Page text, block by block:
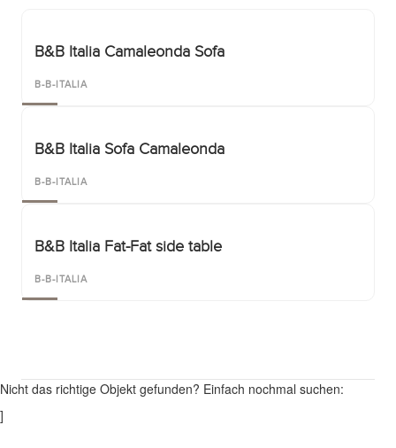
B&B Italia Camaleonda Sofa
B-B-ITALIA
B&B Italia Sofa Camaleonda
B-B-ITALIA
B&B Italia Fat-Fat side table
B-B-ITALIA
Nicht das richtige Objekt gefunden? Einfach nochmal suchen:
]